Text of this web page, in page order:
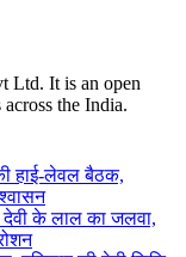
Ltd. It is an open
the India.
हाई-लेवल बैठक,
देवी के लाल का जलवा,